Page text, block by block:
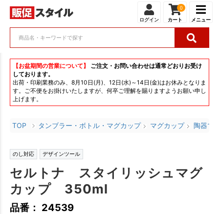
ログイン
0
カート メニュー
【お盆期間の営業について】
ご注文・お問い合わせは通常どおりお受け
しております。
出荷・印刷業務のみ、8月10日(月)、12日(水)～14日(金)はお休みとなりま
す。ご不便をお掛けいたしますが、何卒ご理解を賜りますようお願い申し
上げます。
TOP タンブラー・ボトル・マグカップ マグカップ 陶器マ
のし対応 デザインツール
セルトナ スタイリッシュマグ
カップ 350ml
品番： 24539